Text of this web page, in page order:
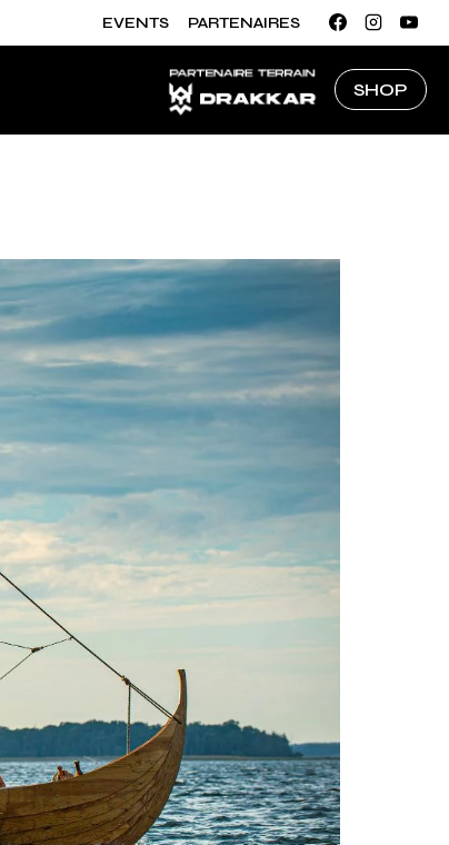
EVENTS PARTENAIRES
SHOP